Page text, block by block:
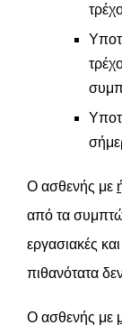
Ο ασθενής με
από τα
εργασιακές
πιθανότατα
Ο ασθενής με